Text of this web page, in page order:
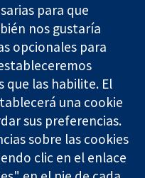
Contacto
Noticias
Prensa
Sobre
nosotros
Empleo
Cochrane
Library
para que
nos gustaría
opcionales para
que las habilite. El
una cookie
sus preferencias.
sobre las cookies
clic en el enlace